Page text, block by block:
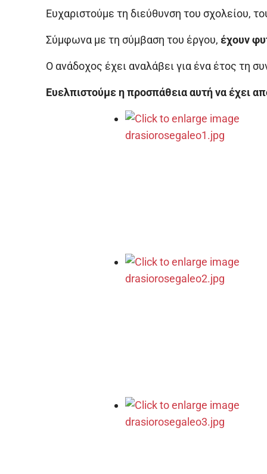
Ευχαριστούμε τη διεύθυνση του σχολείου,
Σύμφωνα με τη σύμβαση του έργου, έχουν
Ο ανάδοχος έχει αναλάβει για ένα έτος τη
Ευελπιστούμε η προσπάθεια αυτή να έχει